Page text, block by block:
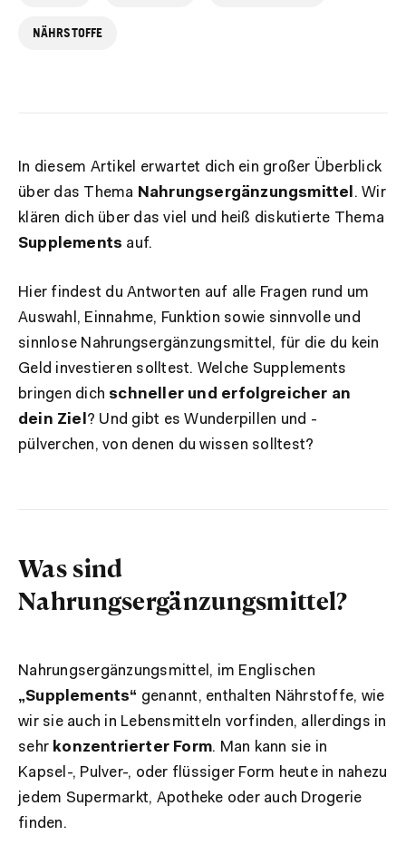
NÄHRSTOFFE
In diesem Artikel erwartet dich ein großer Überblick
über das Thema Nahrungsergänzungsmittel . Wir
klären dich über das viel und heiß diskutierte Thema
Supplements auf.
Hier findest du Antworten auf alle Fragen rund um
Auswahl, Einnahme, Funktion sowie sinnvolle und
sinnlose Nahrungsergänzungsmittel, für die du kein
Geld investieren solltest. Welche Supplements
bringen dich schneller und erfolgreicher an
dein Ziel ? Und gibt es Wunderpillen und -
pülverchen, von denen du wissen solltest?
Was sind
Nahrungsergänzungsmittel?
Nahrungsergänzungsmittel, im Englischen
„Supplements“ genannt, enthalten Nährstoffe, wie
wir sie auch in Lebensmitteln vorfinden, allerdings in
sehr konzentrierter Form. Man kann sie in
Kapsel-, Pulver-, oder flüssiger Form heute in nahezu
jedem Supermarkt, Apotheke oder auch Drogerie
finden.